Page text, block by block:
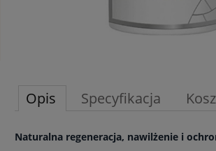
Opis Specyfikacja
Naturalna regeneracja, nawilżenie i